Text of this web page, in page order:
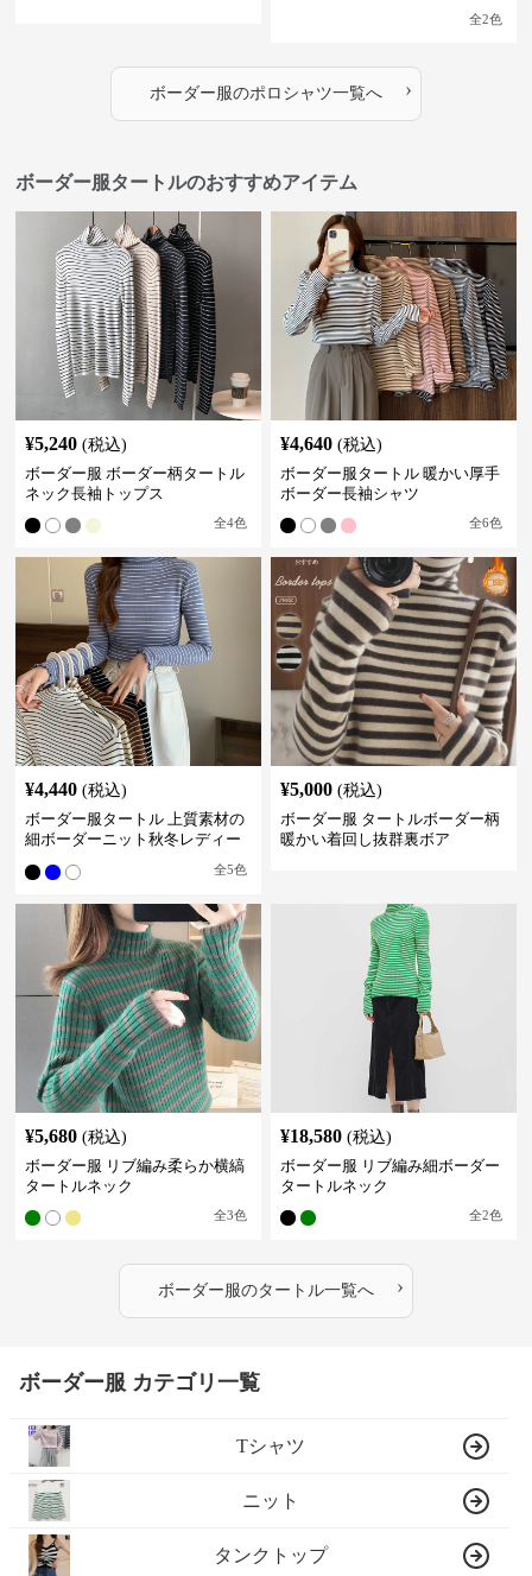
全2色
ボーダー服のポロシャツ一覧へ ›
ボーダー服タートルのおすすめアイテム
¥5,240 (税込)
ボーダー服 ボーダー柄タートル
ネック長袖トップス
全4色
¥4,640 (税込)
ボーダー服タートル 暖かい厚手
ボーダー長袖シャツ
全6色
¥4,440 (税込)
ボーダー服タートル 上質素材の
細ボーダーニット秋冬レディー
全5色
¥5,000 (税込)
ボーダー服 タートルボーダー柄
暖かい着回し抜群裏ボア
¥5,680 (税込)
ボーダー服 リブ編み柔らか横縞
タートルネック
全3色
¥18,580 (税込)
ボーダー服 リブ編み細ボーダー
タートルネック
全2色
ボーダー服のタートル一覧へ ›
ボーダー服 カテゴリ一覧
Tシャツ
ニット
タンクトップ